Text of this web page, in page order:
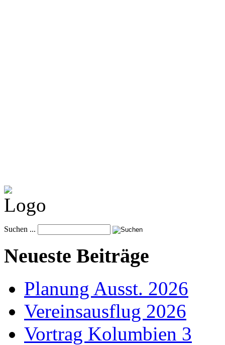
Suchen ...
Neueste Beiträge
Planung Ausst. 2026
Vereinsausflug 2026
Vortrag Kolumbien 3